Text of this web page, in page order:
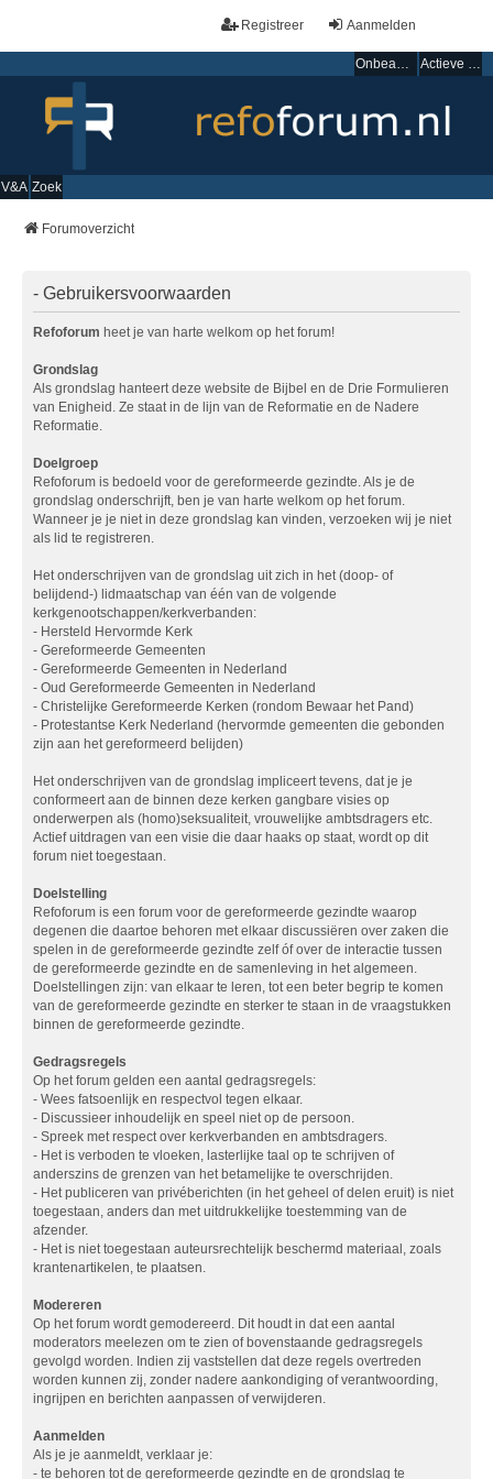
Aanmelden
Registreer
Onbeantwoorde onderwerpen Actieve onderwerpen
V&A Zoek
Forumoverzicht
- Gebruikersvoorwaarden
Refoforum heet je van harte welkom op het forum!
Grondslag
Als grondslag hanteert deze website de Bijbel en de Drie Formulieren
van Enigheid. Ze staat in de lijn van de Reformatie en de Nadere
Reformatie.
Doelgroep
Refoforum is bedoeld voor de gereformeerde gezindte. Als je de
grondslag onderschrijft, ben je van harte welkom op het forum.
Wanneer je je niet in deze grondslag kan vinden, verzoeken wij je niet
als lid te registreren.
Het onderschrijven van de grondslag uit zich in het (doop- of
belijdend-) lidmaatschap van één van de volgende
kerkgenootschappen/kerkverbanden:
- Hersteld Hervormde Kerk
- Gereformeerde Gemeenten
- Gereformeerde Gemeenten in Nederland
- Oud Gereformeerde Gemeenten in Nederland
- Christelijke Gereformeerde Kerken (rondom Bewaar het Pand)
- Protestantse Kerk Nederland (hervormde gemeenten die gebonden
zijn aan het gereformeerd belijden)
Het onderschrijven van de grondslag impliceert tevens, dat je je
conformeert aan de binnen deze kerken gangbare visies op
onderwerpen als (homo)seksualiteit, vrouwelijke ambtsdragers etc.
Actief uitdragen van een visie die daar haaks op staat, wordt op dit
forum niet toegestaan.
Doelstelling
Refoforum is een forum voor de gereformeerde gezindte waarop
degenen die daartoe behoren met elkaar discussiëren over zaken die
spelen in de gereformeerde gezindte zelf óf over de interactie tussen
de gereformeerde gezindte en de samenleving in het algemeen.
Doelstellingen zijn: van elkaar te leren, tot een beter begrip te komen
van de gereformeerde gezindte en sterker te staan in de vraagstukken
binnen de gereformeerde gezindte.
Gedragsregels
Op het forum gelden een aantal gedragsregels:
- Wees fatsoenlijk en respectvol tegen elkaar.
- Discussieer inhoudelijk en speel niet op de persoon.
- Spreek met respect over kerkverbanden en ambtsdragers.
- Het is verboden te vloeken, lasterlijke taal op te schrijven of
anderszins de grenzen van het betamelijke te overschrijden.
- Het publiceren van privéberichten (in het geheel of delen eruit) is niet
toegestaan, anders dan met uitdrukkelijke toestemming van de
afzender.
- Het is niet toegestaan auteursrechtelijk beschermd materiaal, zoals
krantenartikelen, te plaatsen.
Modereren
Op het forum wordt gemodereerd. Dit houdt in dat een aantal
moderators meelezen om te zien of bovenstaande gedragsregels
gevolgd worden. Indien zij vaststellen dat deze regels overtreden
worden kunnen zij, zonder nadere aankondiging of verantwoording,
ingrijpen en berichten aanpassen of verwijderen.
Aanmelden
Als je je aanmeldt, verklaar je:
- te behoren tot de gereformeerde gezindte en de grondslag te